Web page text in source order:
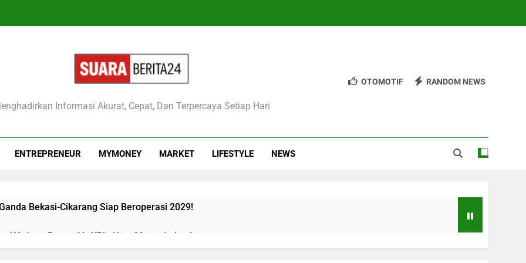
Informasi Akurat, Cepat, Dan Terpercaya Setiap Hari
OTOMOTIF RANDOM NEWS
ENTREPRENEUR MYMONEY MARKET LIFESTYLE NEWS
Bekasi-Cikarang Siap Beroperasi 2029!
KA Argo Bromo Vs KRL Akan Mengejutkan!